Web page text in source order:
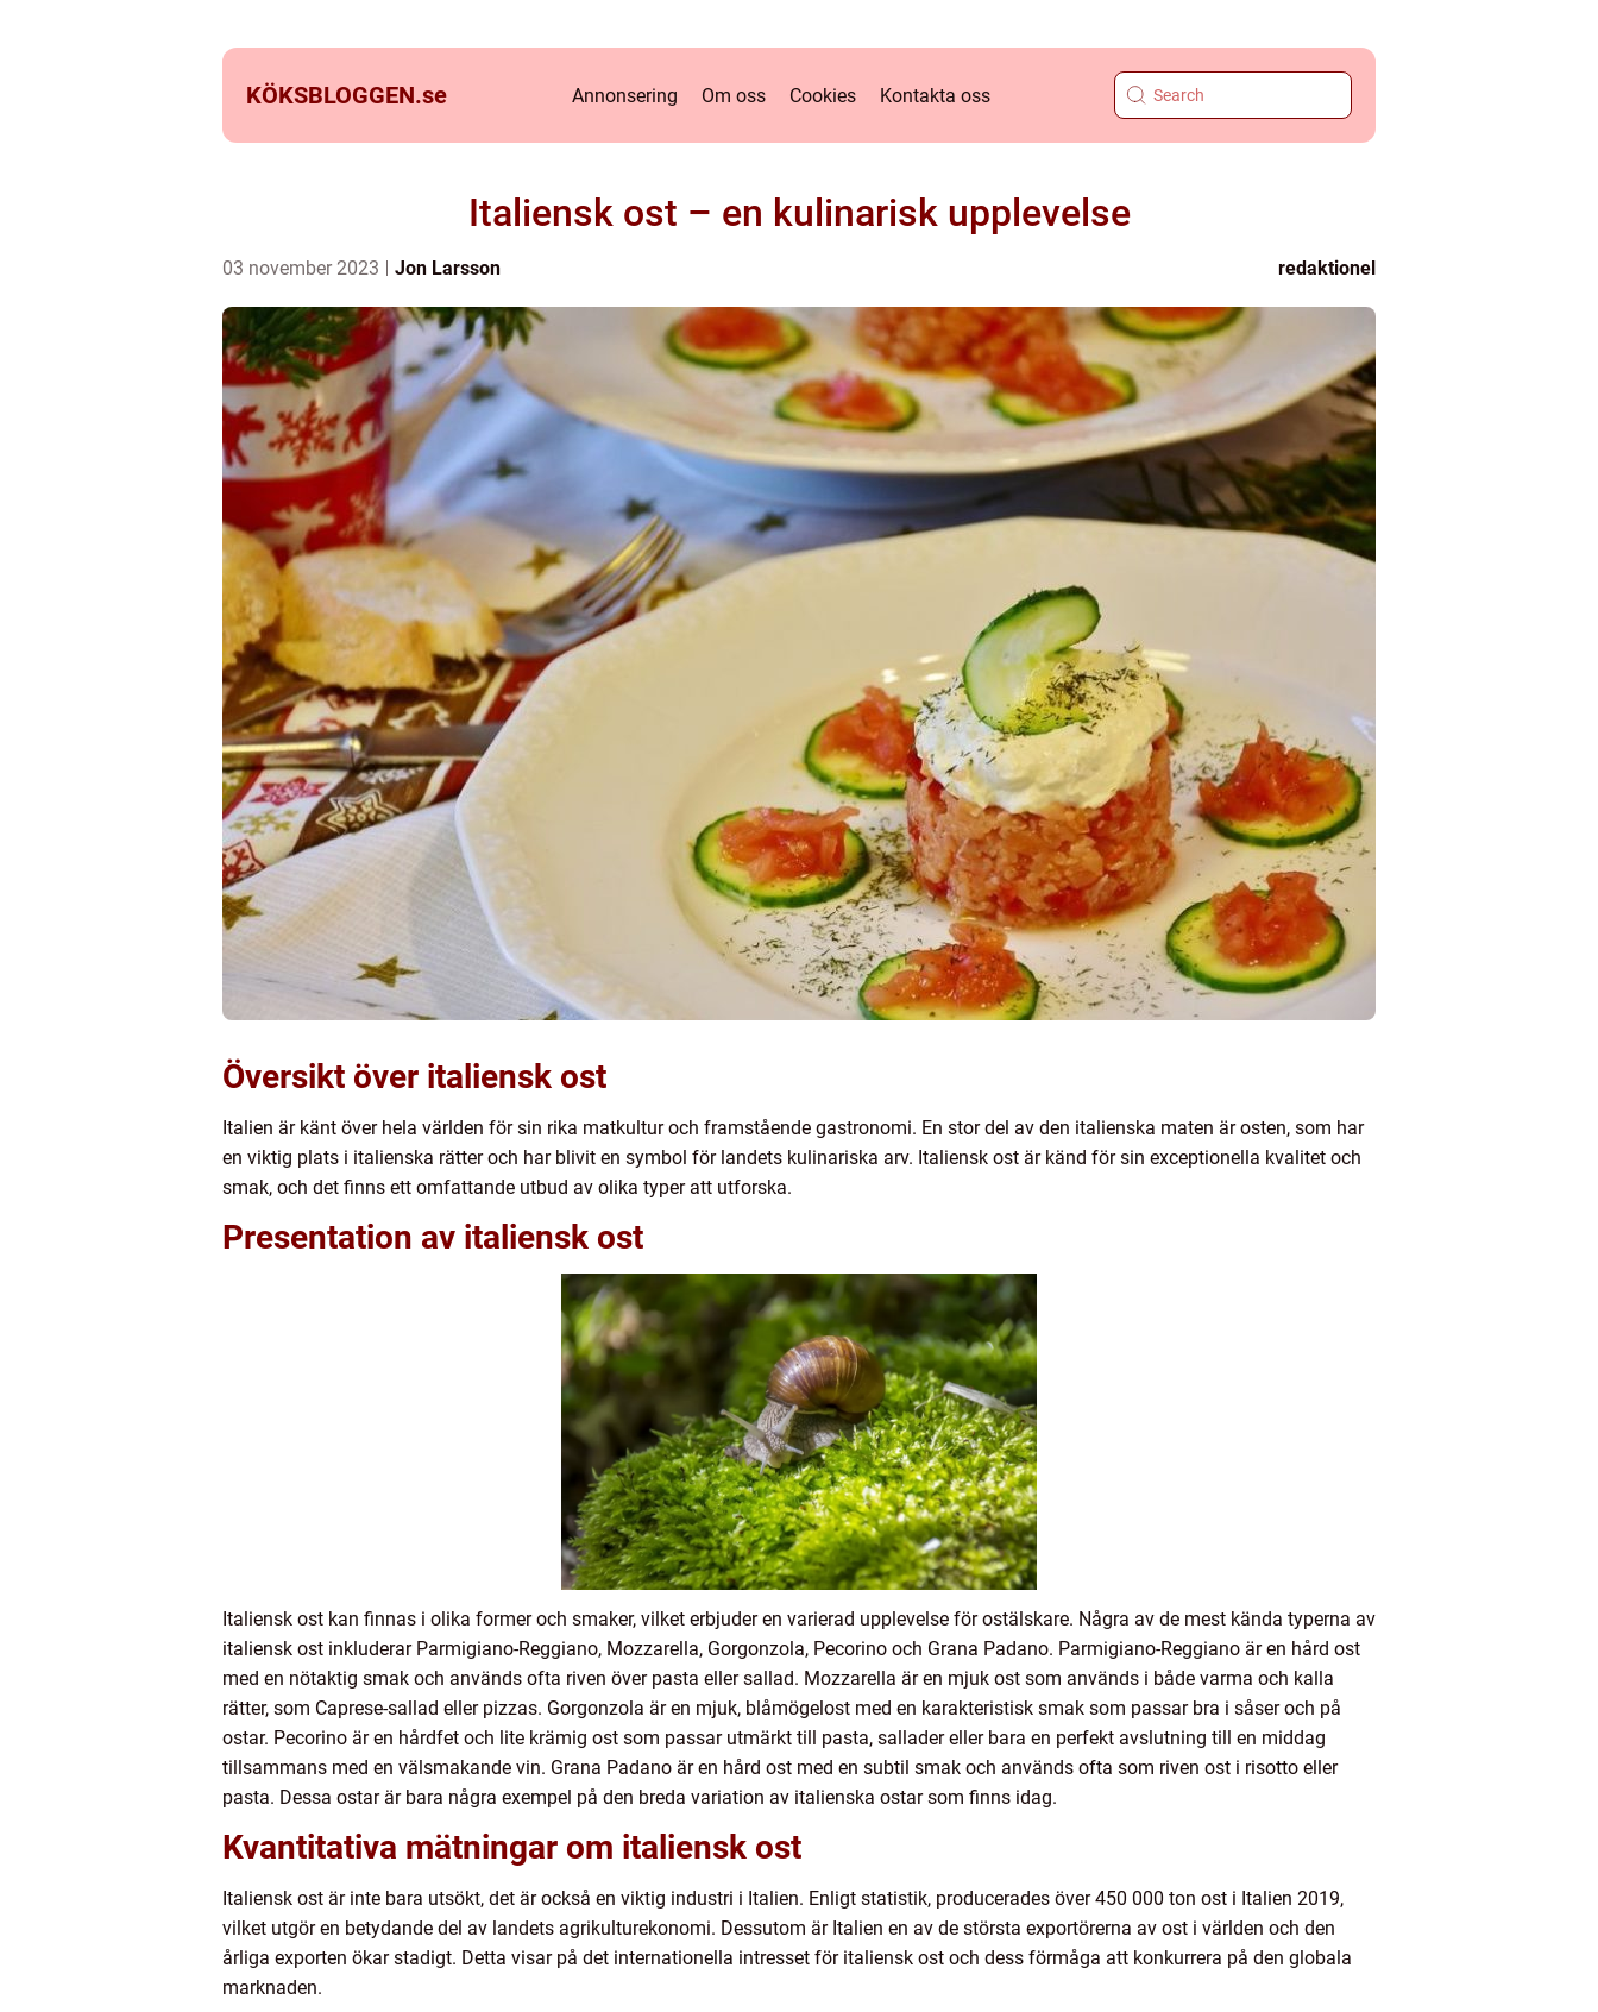
KÖKSBLOGGEN.se Annonsering Om oss Cookies Kontakta oss
Italiensk ost – en kulinarisk upplevelse
03 november 2023 Jon Larsson redaktionel
Översikt över italiensk ost
Italien är känt över hela världen för sin rika matkultur och framstående gastronomi. En stor del av den italienska maten är osten, som har
en viktig plats i italienska rätter och har blivit en symbol för landets kulinariska arv. Italiensk ost är känd för sin exceptionella kvalitet och
smak, och det finns ett omfattande utbud av olika typer att utforska.
Presentation av italiensk ost
Italiensk ost kan finnas i olika former och smaker, vilket erbjuder en varierad upplevelse för ostälskare. Några av de mest kända typerna av
italiensk ost inkluderar Parmigiano-Reggiano, Mozzarella, Gorgonzola, Pecorino och Grana Padano. Parmigiano-Reggiano är en hård ost
med en nötaktig smak och används ofta riven över pasta eller sallad. Mozzarella är en mjuk ost som används i både varma och kalla
rätter, som Caprese-sallad eller pizzas. Gorgonzola är en mjuk, blåmögelost med en karakteristisk smak som passar bra i såser och på
ostar. Pecorino är en hårdfet och lite krämig ost som passar utmärkt till pasta, sallader eller bara en perfekt avslutning till en middag
tillsammans med en välsmakande vin. Grana Padano är en hård ost med en subtil smak och används ofta som riven ost i risotto eller
pasta. Dessa ostar är bara några exempel på den breda variation av italienska ostar som finns idag.
Kvantitativa mätningar om italiensk ost
Italiensk ost är inte bara utsökt, det är också en viktig industri i Italien. Enligt statistik, producerades över 450 000 ton ost i Italien 2019,
vilket utgör en betydande del av landets agrikulturekonomi. Dessutom är Italien en av de största exportörerna av ost i världen och den
årliga exporten ökar stadigt. Detta visar på det internationella intresset för italiensk ost och dess förmåga att konkurrera på den globala
marknaden.